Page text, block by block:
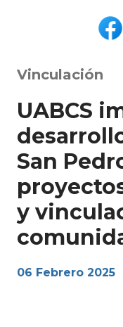
Vinculación
UABCS
San
y
06 Febrero 2025